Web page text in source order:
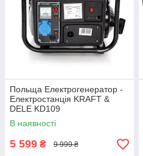
Польща Електрогенератор -
Електростанція KRAFT &
DELE KD109
В наявності
5 599 ₴ 9 999 ₴